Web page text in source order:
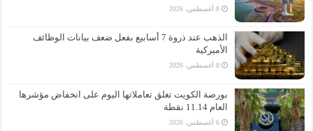
8 أغسطس، 2026
الذهب عند ذروة 7 أسابيع بفعل ضعف بيانات الوظائف
الأميركية
8 أغسطس، 2026
بورصة الكويت تغلق تعاملاتها اليوم على انخفاض مؤشرها
العام 11.14 نقطة
6 أغسطس، 2026